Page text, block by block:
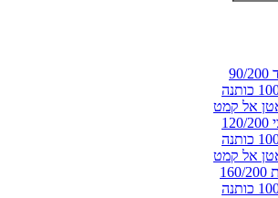
כותנה
אל קמט
כותנה
אל קמט
כותנה